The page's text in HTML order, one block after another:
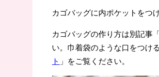
カゴバッグに内ポケットをつ
カゴバッグの作り方は別記事
い。巾着袋のような口をつけ
ト 」をご覧ください。